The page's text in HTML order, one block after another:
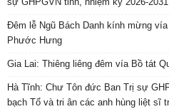
Đêm lễ Ngũ Bách Danh kính mừng
Phước Hưng
Gia Lai: Thiêng liêng đêm vía Bồ tát
Hà Tĩnh: Chư Tôn đức Ban Trị sự
bạch Tổ và tri ân các anh hùng liệt sĩ